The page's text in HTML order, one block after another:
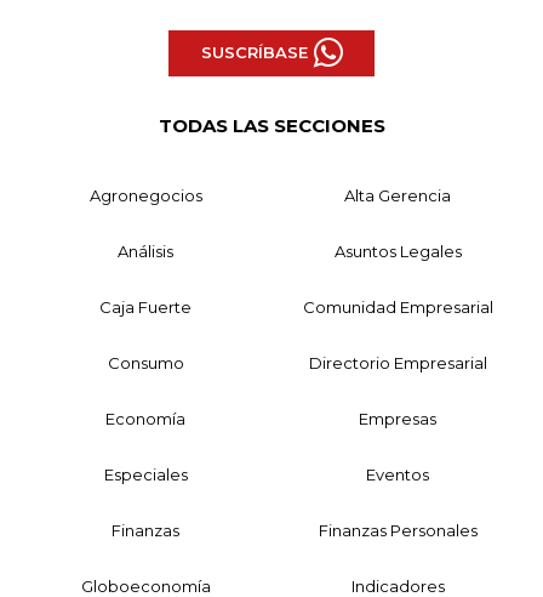
SUSCRÍBASE
TODAS LAS SECCIONES
Agronegocios Alta Gerencia
Análisis Asuntos Legales
Caja Fuerte Comunidad Empresarial
Consumo Directorio Empresarial
Economía Empresas
Especiales Eventos
Finanzas Finanzas Personales
Globoeconomía Indicadores